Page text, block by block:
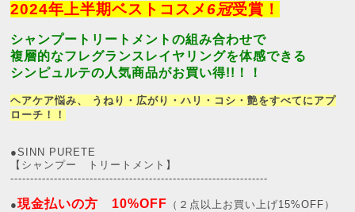
2024年上半期ベストコスメ6冠受賞！
シャンプートリートメントの組み合わせで
複層的なフレグランスレイヤリングを体感できる
シンピュルテの人気商品がお買い得!!！！
ヘアケア悩み、 うねり・広がり・ハリ・コシ・艶をすべてにアプ
ローチ！！
●SINN PURETE
【シャンプー トリートメント】
-----------------------------------------------------------------
●現金払いの方 10%OFF （２点以上お買い上げ15%OFF）